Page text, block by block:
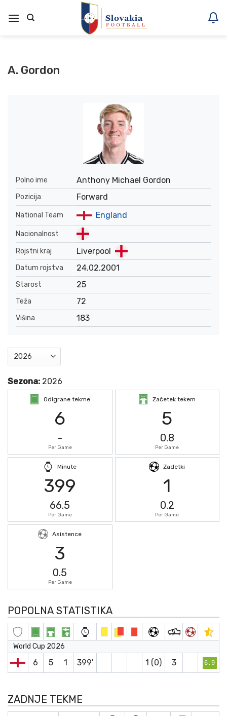
na
A. Gordon
Polno ime Anthony Michael Gordon
Pozicija Forward
National Team England
Nacionalnost
Rojstni kraj
Liverpool
Datum rojstva 24.02.2001
Starost 25
Teža 72
Višina 183
Sezona: 2026
Odigrane tekme
6
-
Per Game
Začetek tekem
5
0.8
Per Game
Minute
399
66.5
Per Game
Zadetki
1
0.2
Per Game
Asistence
3
0.5
Per Game
POPOLNA STATISTIKA
World Cup 2026
6 5 1 399′ 1 (0) 3 6.9
ZADNJE TEKME